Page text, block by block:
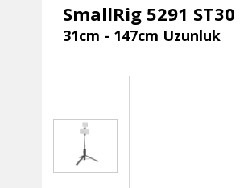
SmallRig 5291
31cm - 147cm Uzunluk